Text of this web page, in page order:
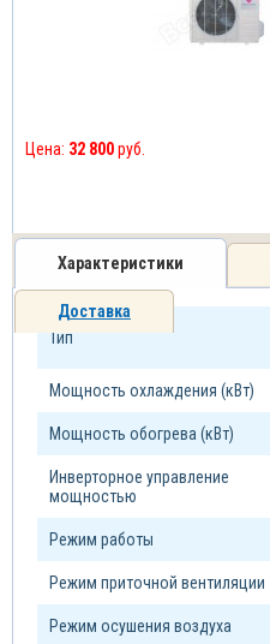
Цена: 32 800руб.
Характеристики
Доставка
Тип
Мощность охлаждения (кВт)
Мощность обогрева (кВт)
Инверторное управление
мощностью
Режим работы
Режим приточной вентиляции
Режим осушения воздуха